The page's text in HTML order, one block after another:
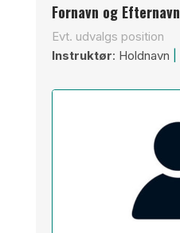
Fornavn og Efternavn
Evt. udvalgs position
Instruktør: Holdnavn